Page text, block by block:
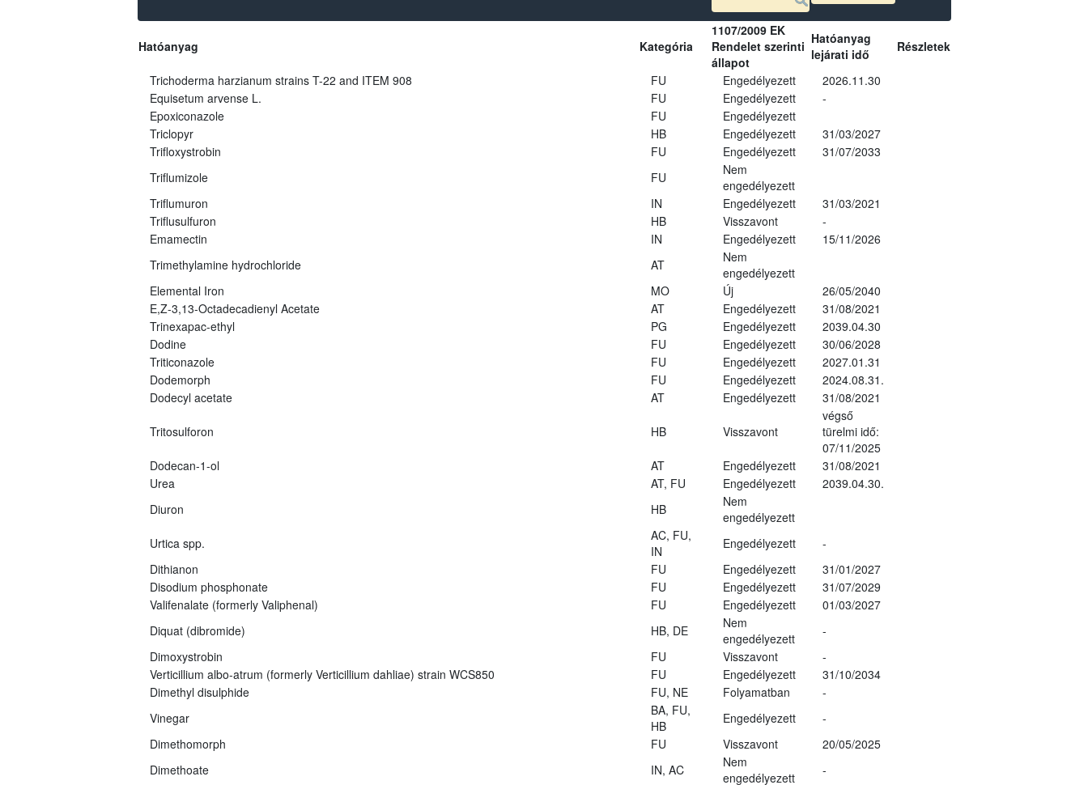
Hatóanyag Kategória
1107/2009 EK
Rendelet szerinti
állapot
Hatóanyag
lejárati idő
Részletek
Trichoderma harzianum strains T-22 and ITEM 908 FU Engedélyezett
2026.11.30
Equisetum arvense L.
FU Engedélyezett
-
Epoxiconazole
FU
Engedélyezett
Triclopyr
HB Engedélyezett
31/03/2027
Trifloxystrobin
FU Engedélyezett
31/07/2033
Triflumizole
FU
Nem
engedélyezett
Triflumuron
IN Engedélyezett
31/03/2021
Triflusulfuron
HB Visszavont
-
Emamectin
IN Engedélyezett
15/11/2026
Trimethylamine hydrochloride
AT
Nem
engedélyezett
Elemental Iron
MO Új
26/05/2040
E,Z-3,13-Octadecadienyl Acetate
AT Engedélyezett
31/08/2021
Trinexapac-ethyl
PG Engedélyezett
2039.04.30
Dodine
FU Engedélyezett
30/06/2028
Triticonazole
FU Engedélyezett
2027.01.31
Dodemorph
FU Engedélyezett
2024.08.31.
Dodecyl acetate
AT Engedélyezett 31/08/2021
Tritosulforon HB Visszavont
végső
türelmi idő:
07/11/2025
Dodecan-1-ol
AT Engedélyezett
31/08/2021
Urea
AT, FU Engedélyezett
2039.04.30.
Diuron
HB
Nem
engedélyezett
Urtica spp.
AC, FU,
IN
Engedélyezett
-
Dithianon
FU Engedélyezett
31/01/2027
Disodium phosphonate
FU Engedélyezett
31/07/2029
Valifenalate (formerly Valiphenal)
FU Engedélyezett
01/03/2027
Diquat (dibromide)
HB, DE
Nem
engedélyezett
-
Dimoxystrobin
FU Visszavont
-
Verticillium albo-atrum (formerly Verticillium dahliae) strain WCS850
FU Engedélyezett
31/10/2034
Dimethyl disulphide
FU, NE Folyamatban
-
Vinegar
BA, FU,
HB
Engedélyezett
-
Dimethomorph
FU Visszavont
20/05/2025
Dimethoate
IN, AC
Nem
engedélyezett
-